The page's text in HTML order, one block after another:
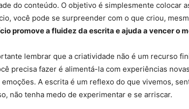
do conteúdo. O objetivo é simplesmente colocar
você pode se surpreender com o que criou,
promove a fluidez da escrita e ajuda a vencer o
lembrar que a criatividade não é um recurso
precisa fazer é alimentá-la com experiências
emoções. A escrita é um reflexo do que vivemos,
não tenha medo de experimentar e se arriscar.